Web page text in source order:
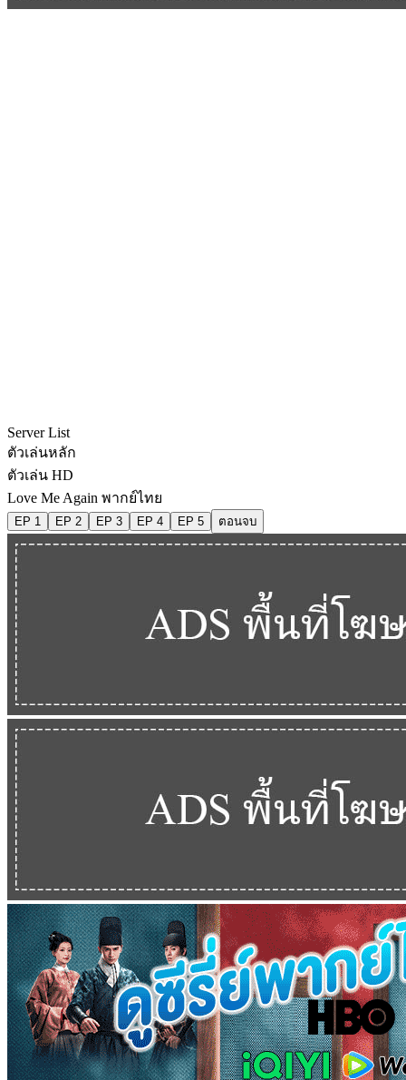
Server List
ตัวเล่นหลัก
ตัวเล่น HD
Love Me Again พากย์ไทย
EP 1 EP 2 EP 3 EP 4 EP 5 ตอนจบ